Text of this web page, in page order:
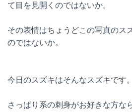
て目を見開くのではないか。
その表情はちょうどこの写真のス
のではないか。
今日のスズキはそんなスズキです。
さっぱり系の刺身がお好きな方な